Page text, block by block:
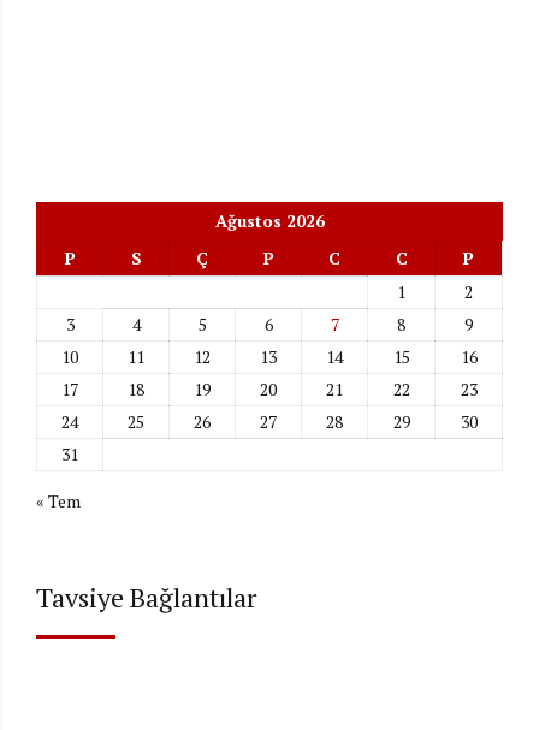
Ağustos 2026
P
S Ç P C C
P
1
2
3
4 5 6 7 8
9
10
11 12 13 14 15
16
17
18 19 20 21 22
23
24
25 26 27 28 29
30
31
« Tem
Tavsiye Bağlantılar